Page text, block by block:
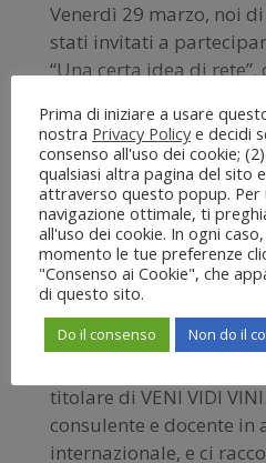
Venerdì 29 marzo, noi
stati invitati a
“Una certa idea di
scopo dell’incontro era
NuoroApp, una
Sorsi di formazione –
Donati
daSusana Alonso |28 Feb,
Oggi, nella nostra
abbiamo il piacere di
titolare di VENI VIDI
consulente e docente in
internazionale, e ci
Prima di iniziare a usare
nostra Privacy Policye decidi
consenso all'uso dei cookie;
qualsiasi altra pagina del sito
attraverso questo popup. Per
navigazione ottimale, ti
all'uso dei cookie. In ogni
momento le tue preferenze
"Consenso ai Cookie", che
di questo sito.
Do il consenso Non do il